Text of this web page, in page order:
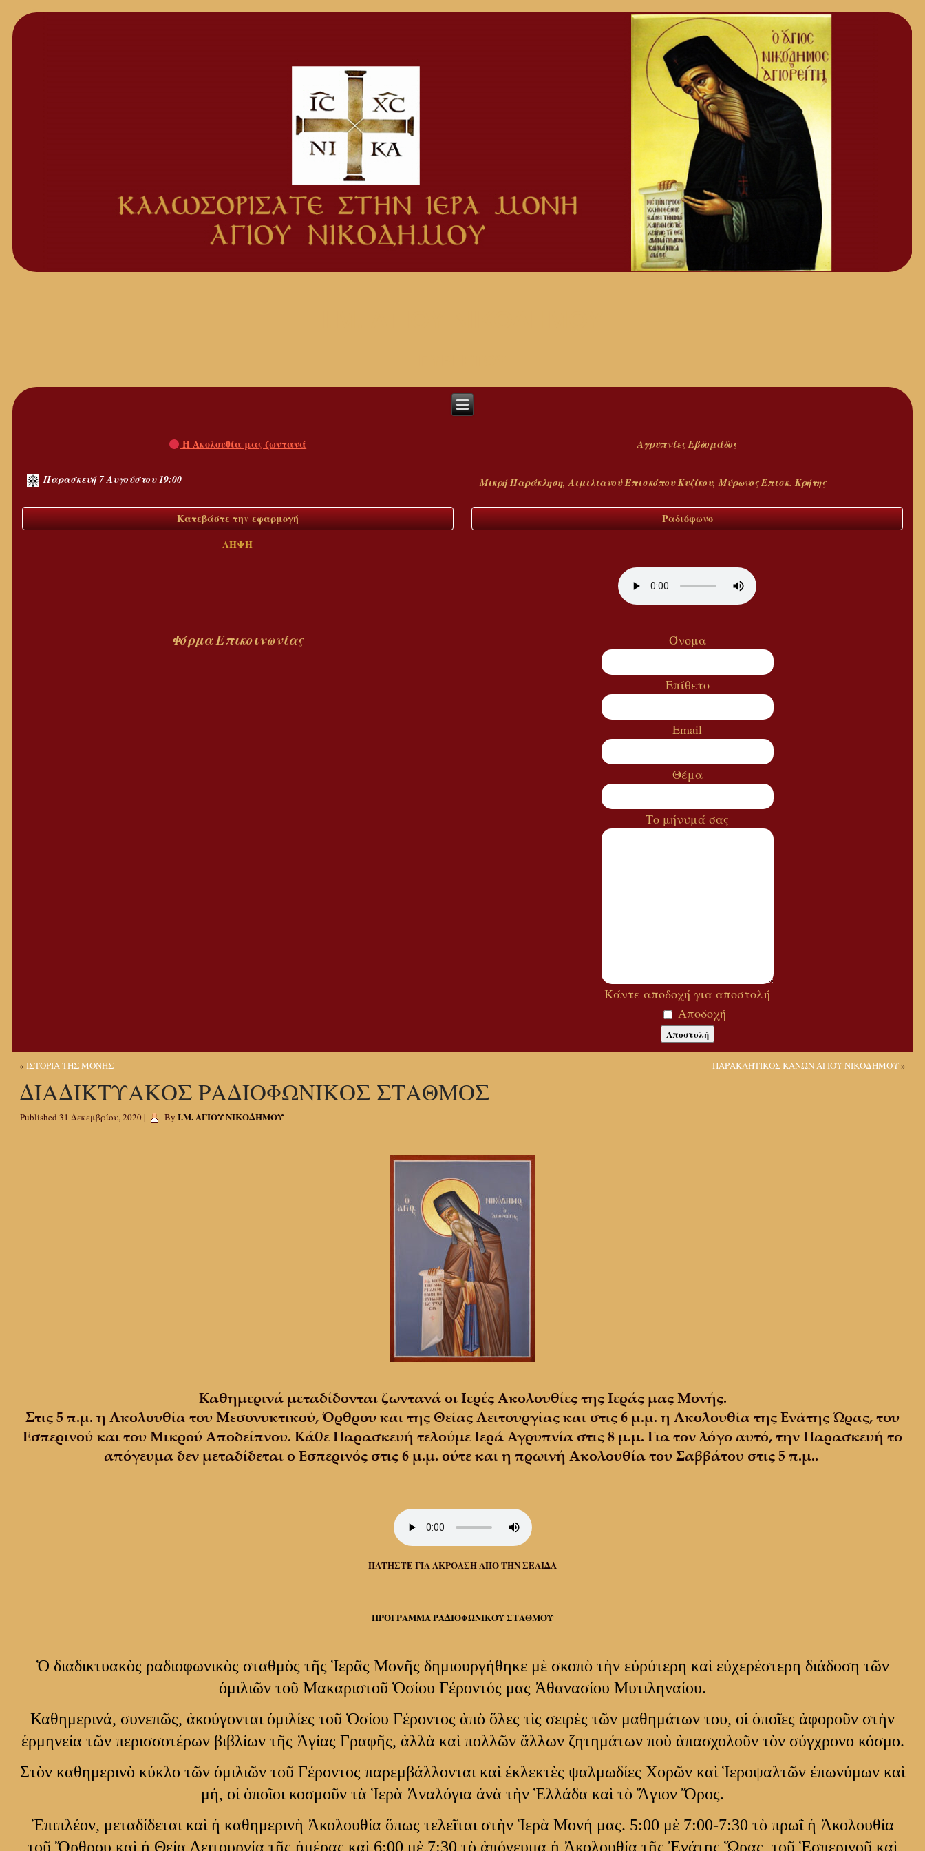
Η Ακολουθία μας ζωντανά Αγρυπνίες Εβδομάδος
Παρασκευή 7 Αυγούστου 19:00 Μικρή Παράκληση, Αιμιλιανού Επισκόπου Κυζίκου, Μύρωνος Επισκ. Κρήτης
Κατεβάστε την εφαρμογή
ΛΗΨΗ
Ραδιόφωνο
ΦόρμαΕπικοινωνίας Όνομα
Επίθετο
Email
Θέμα
Το μήνυμά σας
Κάντε αποδοχή για αποστολή
Αποδοχή
«ΙΣΤΟΡΙΑ ΤΗΣ ΜΟΝΗΣ ΠΑΡΑΚΛΗΤΙΚΟΣ ΚΑΝΩΝ ΑΓΙΟΥ ΝΙΚΟΔΗΜΟΥ»
ΔΙΑΔΙΚΤΥΑΚΟΣ ΡΑΔΙΟΦΩΝΙΚΟΣ ΣΤΑΘΜΟΣ
Published 31 Δεκεμβρίου, 2020| By Ι.Μ. ΑΓΙΟΥ ΝΙΚΟΔΗΜΟΥ
Καθημερινά μεταδίδονται ζωντανά οι Ιερές Ακολουθίες της Ιεράς μας Μονής.
Στις 5 π.μ. η Ακολουθία του Μεσονυκτικού, Όρθρου και της Θείας Λειτουργίας και στις 6 μ.μ. η Ακολουθία της Ενάτης Ώρας, του
Εσπερινού και του Μικρού Αποδείπνου. Κάθε Παρασκευή τελούμε Ιερά Αγρυπνία στις 8 μ.μ. Για τον λόγο αυτό, την Παρασκευή το
απόγευμα δεν μεταδίδεται ο Εσπερινός στις 6 μ.μ. ούτε και η πρωινή Ακολουθία του Σαββάτου στις 5 π.μ..
ΠΑΤΗΣΤΕ ΓΙΑ ΑΚΡΟΑΣΗ ΑΠΟ ΤΗΝ ΣΕΛΙΔΑ
ΠΡΟΓΡΑΜΜΑ ΡΑΔΙΟΦΩΝΙΚΟΥ ΣΤΑΘΜΟΥ
Ὁ διαδικτυακὸς ραδιοφωνικὸς σταθμὸς τῆς Ἱερᾶς Μονῆς δημιουργήθηκε μὲ σκοπὸ τὴν εὐρύτερη καὶ εὐχερέστερη διάδοση τῶν
ὁμιλιῶν τοῦ Μακαριστοῦ Ὁσίου Γέροντός μας Ἀθανασίου Μυτιληναίου.
Καθημερινά, συνεπῶς, ἀκούγονται ὁμιλίες τοῦ Ὁσίου Γέροντος ἀπὸ ὅλες τὶς σειρὲς τῶν μαθημάτων του, οἱ ὁποῖες ἀφοροῦν στὴν
ἑρμηνεία τῶν περισσοτέρων βιβλίων τῆς Ἁγίας Γραφῆς, ἀλλὰ καὶ πολλῶν ἄλλων ζητημάτων ποὺ ἀπασχολοῦν τὸν σύγχρονο κόσμο.
Στὸν καθημερινὸ κύκλο τῶν ὁμιλιῶν τοῦ Γέροντος παρεμβάλλονται καὶ ἐκλεκτὲς ψαλμωδίες Χορῶν καὶ Ἱεροψαλτῶν ἐπωνύμων καὶ
μή, οἱ ὁποῖοι κοσμοῦν τὰ Ἱερὰ Ἀναλόγια ἀνὰ τὴν Ἑλλάδα καὶ τὸ Ἅγιον Ὄρος.
Ἐπιπλέον, μεταδίδεται καὶ ἡ καθημερινὴ Ἀκολουθία ὅπως τελεῖται στὴν Ἱερὰ Μονή μας. 5:00 μὲ 7:00-7:30 τὸ πρωΐ ἡ Ἀκολουθία
τοῦ Ὄρθρου καὶ ἡ Θεία Λειτουργία τῆς ἡμέρας καὶ 6:00 μὲ 7:30 τὸ ἀπόγευμα ἡ Ἀκολουθία τῆς Ἐνάτης Ὥρας, τοῦ Ἑσπερινοῦ καὶ